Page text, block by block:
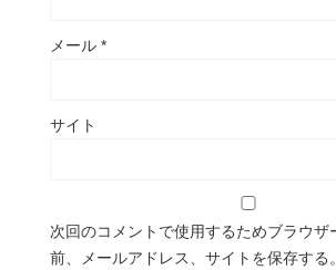
メール *
サイト
次回のコメントで使用するためブラウザ
前、メールアドレス、サイトを保存する。